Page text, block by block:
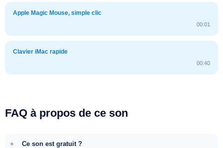
Apple Magic Mouse, simple clic
00:01
Clavier iMac rapide
00:40
FAQ à propos de ce son
Ce son est gratuit ?